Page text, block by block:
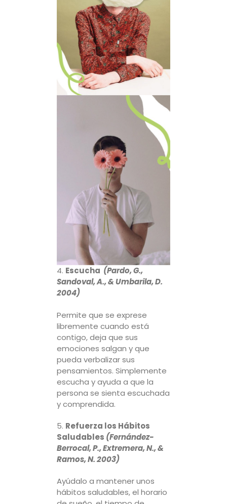
4. Escucha (Pardo, G.,
Sandoval, A., & Umbarila, D.
2004)
Permite que se exprese
libremente cuando está
contigo, deja que sus
emociones salgan y que
pueda verbalizar sus
pensamientos. Simplemente
escucha y ayuda a que la
persona se sienta escuchada
y comprendida.
5. Refuerza los Hábitos
Saludables (Fernández-
Berrocal, P., Extremera, N., &
Ramos, N. 2003)
Ayúdalo a mantener unos
hábitos saludables, el horario